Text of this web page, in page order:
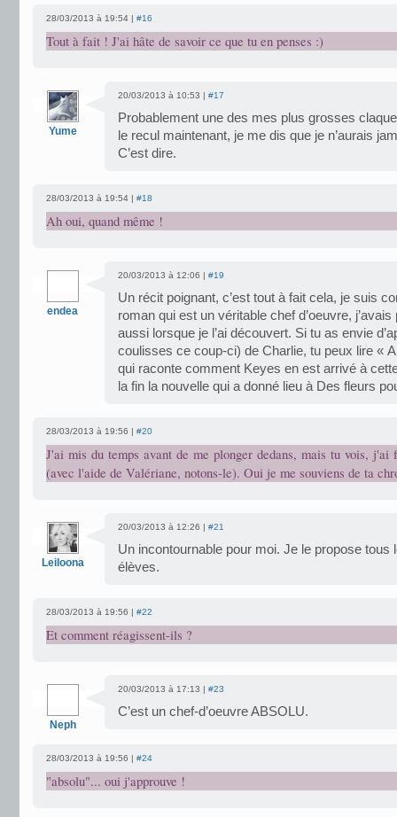
28/03/2013 à 19:54 | #16
Tout à fait ! J'ai hâte de savoir ce que tu en penses :)
Yume
20/03/2013 à 10:53 | #17
Probablement une des mes plus grosses
le recul maintenant, je me dis que je n’aurais
C’est dire.
28/03/2013 à 19:54 | #18
Ah oui, quand même !
endea
20/03/2013 à 12:06 | #19
Un récit poignant, c’est tout à fait cela, je suis
roman qui est un véritable chef d’oeuvre,
aussi lorsque je l’ai découvert. Si tu as envie
coulisses ce coup-ci) de Charlie, tu peux lire «
qui raconte comment Keyes en est arrivé à
la fin la nouvelle qui a donné lieu à Des fleurs
28/03/2013 à 19:56 | #20
J'ai mis du temps avant de me plonger dedans, mais tu vois,
(avec l'aide de Valériane, notons-le). Oui je me souviens de ta
Leiloona
20/03/2013 à 12:26 | #21
Un incontournable pour moi. Je le propose tous
élèves.
28/03/2013 à 19:56 | #22
Et comment réagissent-ils ?
Neph
20/03/2013 à 17:13 | #23
C’est un chef-d’oeuvre ABSOLU.
28/03/2013 à 19:56 | #24
"absolu"... oui j'approuve !